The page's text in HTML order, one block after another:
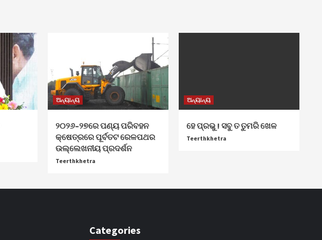
ଅନ୍ୟାନ୍ୟ
୨୦୨୬–୨୭ରେ ପଣ୍ୟ ପରିବହନ
କ୍ଷେତ୍ରରେ ପୂର୍ବତଟ ରେଳପଥର
ଉଲ୍ଲେଖନୀୟ ପ୍ରଦର୍ଶନ
Teerthkhetra
ଅନ୍ୟାନ୍ୟ
ହେ ପ୍ରଭୁ ! ସବୁ ତ ତୁମରି ଖେଳ
Teerthkhetra
Categories